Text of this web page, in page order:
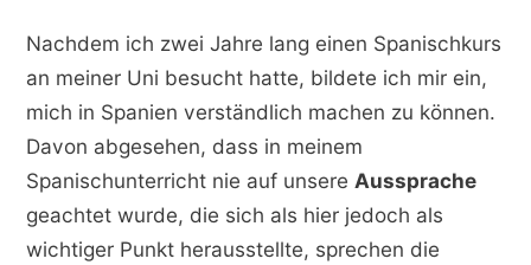
Nachdem ich zwei Jahre lang einen Spanischkurs
an meiner Uni besucht hatte, bildete ich mir ein,
mich in Spanien verständlich machen zu können.
Davon abgesehen, dass in meinem
Spanischunterricht nie auf unsere Aussprache
geachtet wurde, die sich als hier jedoch als
wichtiger Punkt herausstellte, sprechen die